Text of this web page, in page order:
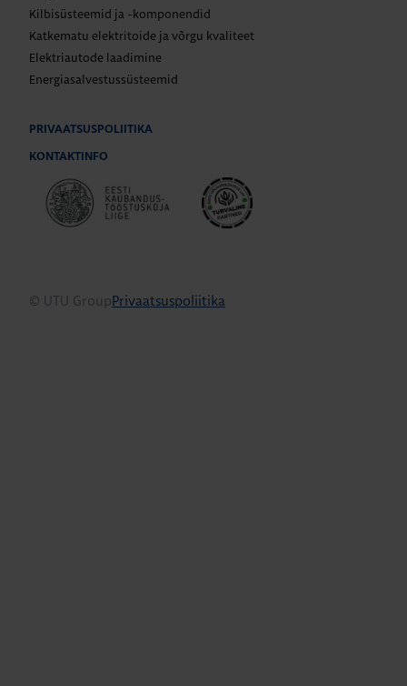
Kilbisüsteemid ja -komponendid
Katkematu elektritoide ja võrgu kvaliteet
Elektriautode laadimine
Energiasalvestussüsteemid
PRIVAATSUSPOLIITIKA
KONTAKTINFO
© UTU GroupPrivaatsuspoliitika